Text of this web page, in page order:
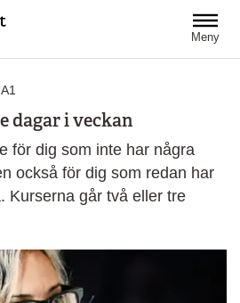
Meny
dagar i veckan
för dig som inte har några
också för dig som redan har
Kurserna går två eller tre